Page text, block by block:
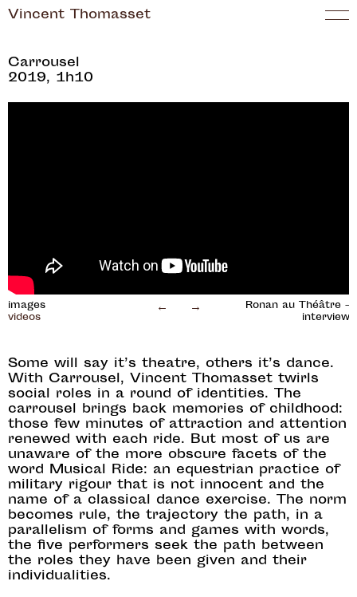
Vincent Thomasset
Carrousel
2019, 1h10
images
videos
← →
Captation intégrale - Les
Ronan au Théâtre -
interview
Some will say it’s theatre, others it’s dance.
With Carrousel, Vincent Thomasset twirls
social roles in a round of identities. The
carrousel brings back memories of childhood:
those few minutes of attraction and attention
renewed with each ride. But most of us are
unaware of the more obscure facets of the
word Musical Ride: an equestrian practice of
military rigour that is not innocent and the
name of a classical dance exercise. The norm
becomes rule, the trajectory the path, in a
parallelism of forms and games with words,
the five performers seek the path between
the roles they have been given and their
individualities.